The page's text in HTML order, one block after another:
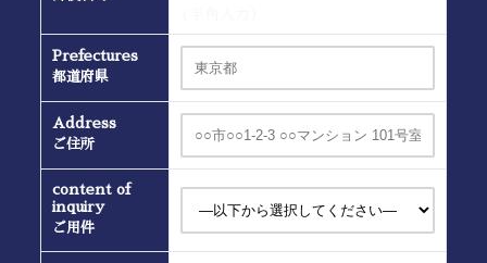
Prefectures
都道府県
Address
ご住所
content of
inquiry
ご用件